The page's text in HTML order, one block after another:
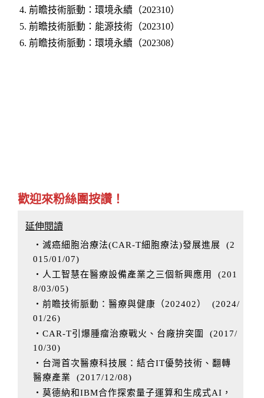
4. 前瞻技術脈動：環境永續（202310）
5. 前瞻技術脈動：能源技術（202310）
6. 前瞻技術脈動：環境永續（202308）
歡迎來粉絲團按讚！
延伸閱讀
‧滅癌細胞治療法(CAR-T細胞療法)發展進展 (2
015/01/07)
‧人工智慧在醫療設備產業之三個新興應用
(201
8/03/05)
‧前瞻技術脈動：醫療與健康（202402）
(2024/
01/26)
‧CAR-T引爆腫瘤治療戰火、台廠拚突圍
(2017/
10/30)
‧台灣首次醫療科技展：結合IT優勢技術、翻轉
醫療產業
(2017/12/08)
‧莫德納和IBM合作探索量子運算和生成式AI，